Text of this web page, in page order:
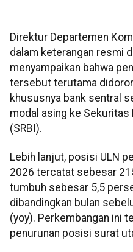
Direktur Departemen
dalam keterangan resmi
menyampaikan bahwa
tersebut terutama
khususnya bank sentral
modal asing ke Sekuritas
(SRBI).
Lebih lanjut, posisi ULN
2026 tercatat sebesar
tumbuh sebesar 5,5
dibandingkan bulan
(yoy). Perkembangan ini
penurunan posisi surat